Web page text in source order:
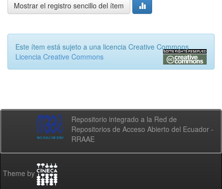
Mostrar el registro sencillo del ítem
Este ítem está sujeto a una licencia Creative Commons
Licencia Creative Commons
Repositorio integrado a la Red de
Repositorios de Acceso Abierto del Ecuador -
RRAAE
Theme by